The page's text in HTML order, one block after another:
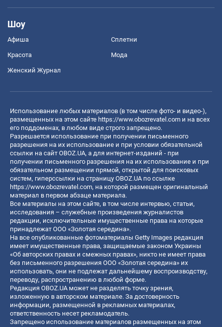
Шоу
Афиша Сплетни
Красота Мода
Женский Журнал
Использование любых материалов (в том числе фото- и видео-),
размещенных на этом сайте https://www.obozrevatel.com и на всех
его поддоменах, в любом виде строго запрещено.
Разрешается использование при получении письменного
разрешения на их использование и при условии обязательной
ссылки на сайт OBOZ.UA, а для интернет-изданий - при
получении письменного разрешения на их использование и при
обязательном размещении прямой, открытой для поисковых
систем, гиперссылки на страницу OBOZ.UA по ссылке
https://www.obozrevatel.com, на которой размещен оригинальный
материал в первом абзаце материала.
Все материалы на этом сайте, в том числе интервью, статьи,
исследования – служебные произведения журналистов
редакции, исключительные имущественные права на которые
принадлежат ООО «Золотая середина».
На все опубликованные фотоматериалы Getty Images редакция
имеет имущественные права, защищаемые законом Украины
«Об авторских правах и смежных правах», никто не имеет права
без письменного разрешения ООО «Золотая середина» их
использовать, они не подлежат дальнейшему воспроизводству,
переводу, распространению в любой форме.
Редакция OBOZ.UA может не разделять точку зрения,
изложенную в авторском материале. За достоверность
информации, размещенной в рекламных материалах,
ответственность несет рекламодатель.
Запрещено использование материалов размещенных на этом